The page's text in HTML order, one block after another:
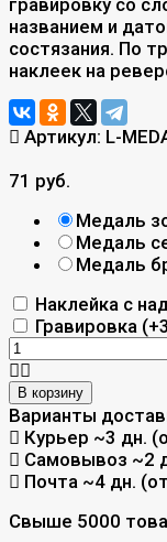
названием и
состязания. По
наклеек на
Артикул: L-
71 руб.
Медаль
Медаль
Медаль
Наклейка с
Гравировка (+
В корзину
Варианты
Курьер ~3 дн.
Самовывоз ~2
Почта ~4 дн.
Свыше 5000